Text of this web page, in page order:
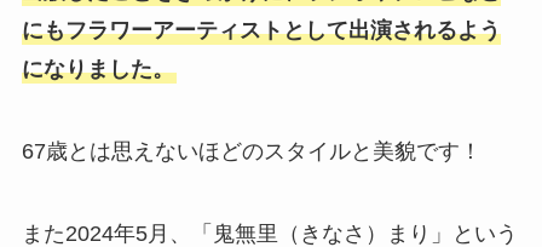
にもフラワーアーティストとして出演されるよう
になりました。
67歳とは思えないほどのスタイルと美貌です！
また2024年5月、「鬼無里（きなさ）まり」という